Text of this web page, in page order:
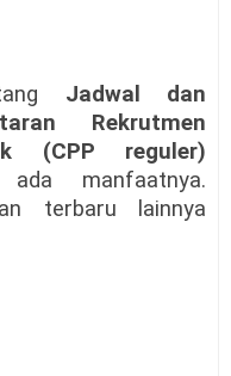
Jadwal dan
Rekrutmen
(CPP reguler)
ada manfaatnya.
terbaru lainnya